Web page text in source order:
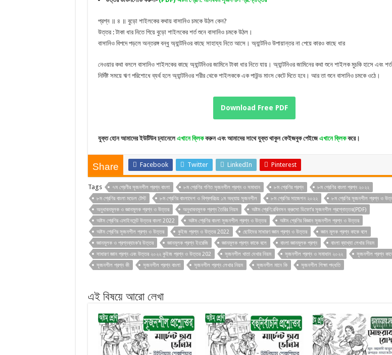
প্রশ্ন ॥ ৪ ॥ বুড়ো শাইলকের কথায় বাসানিও চমকে উঠল কেন?
উত্তর : টাকা ধার নিতে গিয়ে বুড়ো শাইলকের শর্ত শুনে বাসানিও চমকে উঠল।
বাসানিও বিপদে পড়লে অন্তরঙ্গ বন্ধু অ্যান্টনিওর কাছে সাহায্য নিতে আসে। অ্যান্টনিও উপায়ান্তর না পেয়ে কারও কাছে ধার
নেওয়ার কথা বললে বাসানিও শাইলকের কাছে অ্যান্টনিওর জামিনে টাকা ধার নিতে যায়। অ্যান্টনিওর জামিনের কথা শুনে শাইলক মুচকি হাসে এবং
নির্দিষ্ট সময়ে ঋণ পরিশোধে ব্যর্থ হলে অ্যান্টনিওর শরীর থেকে শাইলককে এক পাউন্ড মাংস কেটে দিতে হবে। আর তা শুনে বাসানিও চমকে ওঠে।
Download Free PDF
যুক্ত হোন আমাদের ইউটিউব চ্যানেলে এখানে ক্লিককরুন এবং আমাদের সাথে যুক্ত থাকুন ফেইজবুক পেইজেএখানে ক্লিককরে।
Share Facebook Twitter LinkedIn Pinterest
Tags ৭ম শ্রেণীর সৃজনশীল প্রশ্ন বাংলা ৮ম শ্রেণির গণিত সৃজনশীল প্রশ্ন ও সমাধান ৮ম শ্রেণির প্রশ্ন
৮ম শ্রেণির বাংলা প্রশ্ন ২০২২
৮ম শ্রেণির বাংলা মডেল টেস্ট
৮ম শ্রেণির বাংলাদেশ ও বিশ্বপরিচয় ১ম অধ্যায় সৃজনশীল ৮ম শ্রেণির সাজেশন ২০২২
৮ম শ্রেণির সৃজনশীল প্রশ্ন ও
অনুধাবনমূলক ও জ্ঞানমূলক প্রশ্ন ও উত্তর
অনুধাবনমূলক প্রশ্ন তৈরির নিয়ম
অষ্টম শ্রেণি:রবিনসন ক্রুসো ডিফো‘র সৃজনশীল প্রশ্নোত্তর(PDF)
অষ্টম শ্রেণির এসাইনমেন্ট উত্তর বাংলা 2022
অষ্টম শ্রেণির বাংলা সৃজনশীল প্রশ্ন ও উত্তর
অষ্টম শ্রেণির বিজ্ঞান সৃজনশীল প্রশ্ন ও উত্তর
অষ্টম শ্রেণির সৃজনশীল প্রশ্ন ও উত্তর
কুইজ প্রশ্ন ও উত্তর 2022 ছোটদের সাধারণ জ্ঞান প্রশ্ন ও উত্তর
জ্ঞান মূলক প্রশ্ন কাকে বলে
জ্ঞানমূলক ও প্রশ্নব্যাংক'র উত্তর
জ্ঞানমূলক প্রশ্ন ইংরেজি জ্ঞানমূলক প্রশ্ন কাকে বলে বাংলা জ্ঞানমূলক প্রশ্ন
বাংলা ব্যাখ্যা লেখার নিয়ম
সাধারণ জ্ঞান প্রশ্ন এবং উত্তর ২০২২ কুইজ প্রশ্ন ও উত্তর 202
সৃজনশীল খাতা দেখার নিয়ম সৃজনশীল প্রশ্ন ও সমাধান ২০২২
সৃজনশীল প্রশ্ন
সৃজনশীল প্রশ্ন কী
সৃজনশীল প্রশ্ন বাংলা সৃজনশীল প্রশ্ন লেখার নিয়ম সৃজনশীল মানে কি সৃজনশীল শিক্ষা পদ্ধতি
এই বিষয়ে আরো লেখা